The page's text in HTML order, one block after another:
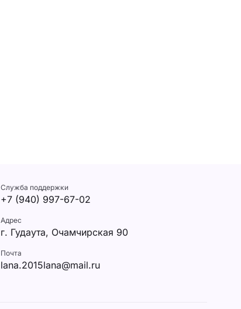
Служба поддержки
+7 (940) 997-67-02
Адрес
г. Гудаута, Очамчирская 90
Почта
lana.2015lana@mail.ru